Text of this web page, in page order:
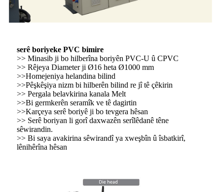
serê boriyeke PVC bimire
>> Minasib ji bo hilberîna boriyên PVC-U û CPVC
>> Rêjeya Diameter ji Ø16 heta Ø1000 mm
>>Homejeniya helandina bilind
>>Pêşkêşiya nizm bi hilberên bilind re jî tê çêkirin
>> Pergala belavkirina kanala Melt
>>Bi germkerên seramîk ve tê dagirtin
>>Karçeya serê boriyê ji bo tevgera hêsan
>> Serê boriyan li gorî daxwazên serîlêdanê têne
sêwirandin.
>> Bi saya avakirina sêwirandî ya xweşbîn û îsbatkirî,
lênihêrîna hêsan